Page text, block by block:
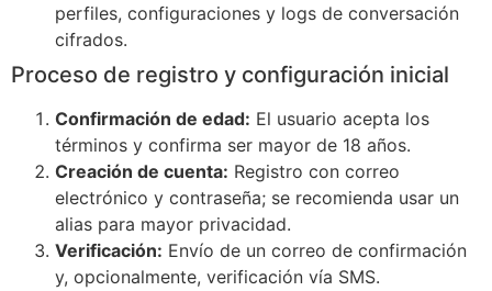
perfiles, configuraciones y logs de conversación
cifrados.
Proceso de registro y configuración inicial
Confirmación de edad: El usuario acepta los
términos y confirma ser mayor de 18 años.
Creación de cuenta: Registro con correo
electrónico y contraseña; se recomienda usar un
alias para mayor privacidad.
Verificación: Envío de un correo de confirmación
y, opcionalmente, verificación vía SMS.